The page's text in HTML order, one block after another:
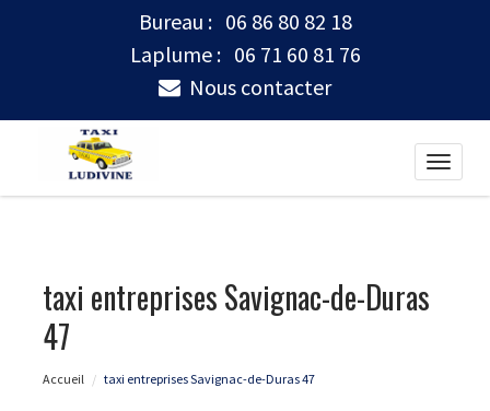
Bureau : 06 86 80 82 18
Laplume : 06 71 60 81 76
Nous contacter
Toggle
taxi entreprises Savignac-de-Duras
47
Accueil taxi entreprises Savignac-de-Duras 47